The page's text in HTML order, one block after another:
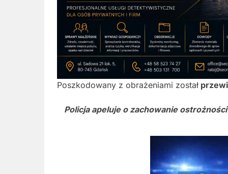
Poszkodowany z obrażeniami został
Policja apeluje o zachowanie